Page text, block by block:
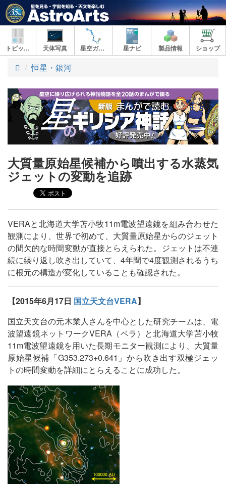
トピックス 天体写真 星空ガイド 星ナビ 製品情報 ショップ
ト
プ
恒星・銀河
大質量原始星候補から噴出する水蒸気
ジェットの変動を追跡
VERAと北海道大学苫小牧11m電波望遠鏡を組み合わせた
観測により、世界で初めて、大質量原始星からのジェット
の間欠的な時間変動が直接とらえられた。ジェットは不連
続に繰り返し吹き出していて、4年間で4度観測されるうち
に根元の構造が変化していることも確認された。
【2015年6月17日 国立天文台VERA】
国立天文台の元木業人さんを中心とした研究チームは、電
波望遠鏡ネットワークVERA（ベラ）と北海道大学苫小牧
11m電波望遠鏡を用いた長期モニター観測により、大質量
原始星候補「G353.273+0.641」から吹き出す双極ジェッ
トの時間変動を詳細にとらえることに成功した。